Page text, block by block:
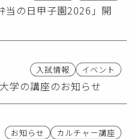
当の日甲子園2026」開
入試情報 イベント
学の講座のお知らせ
お知らせ カルチャー講座